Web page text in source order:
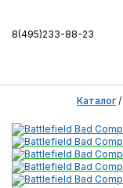
8(495)233-88-23
Каталог /